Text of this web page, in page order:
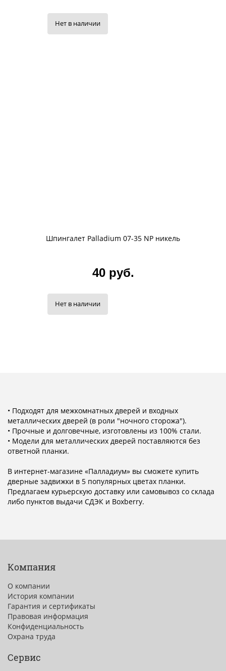
Нет в наличии
Шпингалет Palladium 07-35 NP никель
40 руб.
Нет в наличии
• Подходят для межкомнатных дверей и входных
металлических дверей (в роли "ночного сторожа").
• Прочные и долговечные, изготовлены из 100% стали.
• Модели для металлических дверей поставляются без
ответной планки.
В интернет-магазине «Палладиум» вы сможете купить
дверные задвижки в 5 популярных цветах планки.
Предлагаем курьерскую доставку или самовывоз со склада
либо пунктов выдачи СДЭК и Boxberry.
Компания
О компании
История компании
Гарантия и сертификаты
Правовая информация
Конфиденциальность
Охрана труда
Сервис